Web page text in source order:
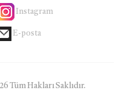
Instagram
E-posta
Tüm Hakları Saklıdır.